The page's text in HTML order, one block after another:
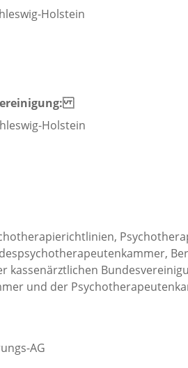
Holstein
Holstein
kassenärztlichen
und der
AG